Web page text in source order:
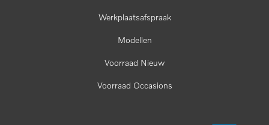
Werkplaatsafspraak
Modellen
Voorraad Nieuw
Voorraad Occasions